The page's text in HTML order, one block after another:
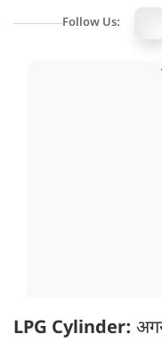
Follow Us:
LPG Cylinder: